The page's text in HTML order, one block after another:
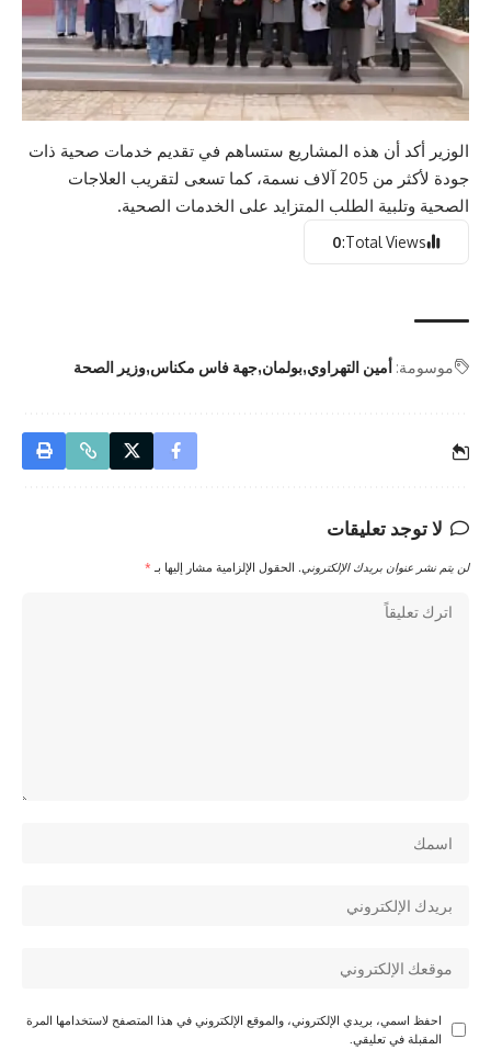
الوزير أكد أن هذه المشاريع ستساهم في تقديم خدمات صحية ذات
جودة لأكثر من 205 آلاف نسمة، كما تسعى لتقريب العلاجات
الصحية وتلبية الطلب المتزايد على الخدمات الصحية.
Total Views:
0
موسومة: أمين التهراوي بولمان جهة فاس مكناس وزير الصحة
لا توجد تعليقات
لن يتم نشر عنوان بريدك الإلكتروني. الحقول الإلزامية مشار إليها بـ *
احفظ اسمي، بريدي الإلكتروني، والموقع الإلكتروني في هذا المتصفح لاستخدامها المرة
المقبلة في تعليقي.